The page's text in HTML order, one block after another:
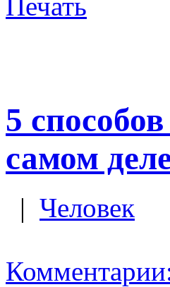
Печать
5
самом
| Человек